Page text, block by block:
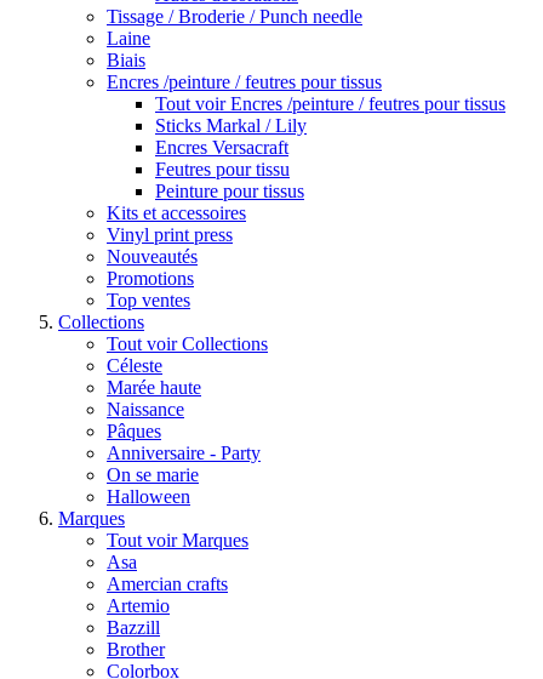
Tissage / Broderie / Punch needle
Laine
Biais
Encres /peinture / feutres pour tissus
Tout voir Encres /peinture / feutres pour tissus
Sticks Markal / Lily
Encres Versacraft
Feutres pour tissu
Peinture pour tissus
Kits et accessoires
Vinyl print press
Nouveautés
Promotions
Top ventes
Collections
Tout voir Collections
Céleste
Marée haute
Naissance
Pâques
Anniversaire - Party
On se marie
Halloween
Marques
Tout voir Marques
Asa
Amercian crafts
Artemio
Bazzill
Brother
Colorbox